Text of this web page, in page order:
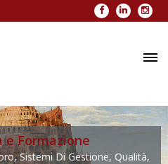
Facebook
LinkedIn
e Formazione
Sistemi Di Gestione, Qualità,